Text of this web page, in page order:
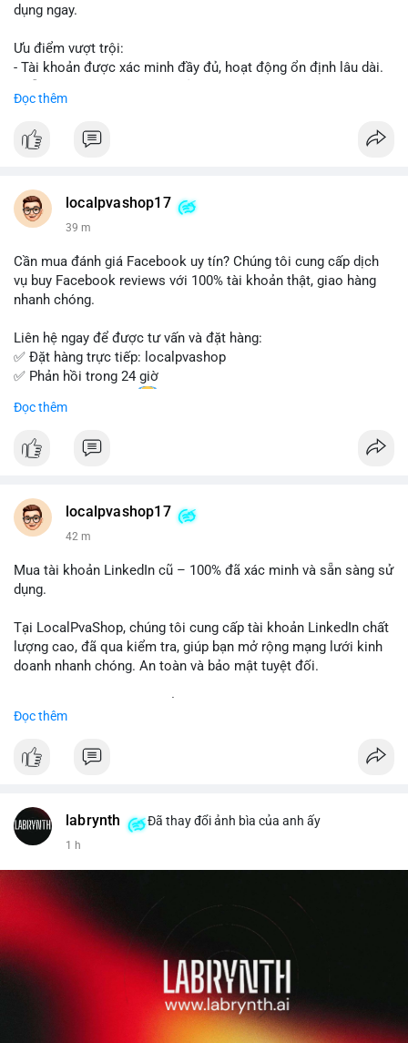
dụng ngay.
Ưu điểm vượt trội:
- Tài khoản được xác minh đầy đủ, hoạt động ổn định lâu dài.
- Giao dịch an toàn, bảo mật thông tin.
Đặt hàng ngay hôm nay để nhận ưu đãi tốt nhất!
- WhatsApp: +1 (66
215-8938
- Telegram: @localpvashop
Đừng bỏ lỡ cơ hội sở hữu tài khoản WeChat chất lượng với giá
tốt. Liên hệ ngay!
Đọc thêm
localpvashop17
39 m
Cần mua đánh giá Facebook uy tín? Chúng tôi cung cấp dịch
vụ buy Facebook reviews với 100% tài khoản thật, giao hàng
nhanh chóng.
Liên hệ ngay để được tư vấn và đặt hàng:
✅ Đặt hàng trực tiếp: localpvashop
✅ Phản hồi trong 24 giờ
✅ WhatsApp: +1 (66
✅ Telegram: @localpvashop
✅ Email: localpvashop@gmail.com
Đọc thêm
localpvashop17
42 m
Mua tài khoản LinkedIn cũ – 100% đã xác minh và sẵn sàng sử
dụng.
Tại LocalPvaShop, chúng tôi cung cấp tài khoản LinkedIn chất
lượng cao, đã qua kiểm tra, giúp bạn mở rộng mạng lưới kinh
doanh nhanh chóng. An toàn và bảo mật tuyệt đối.
✅ Phản hồi trong 24 giờ
✅ Email: localpvashop@gmail.com
Đọc thêm
labrynth Đã thay đổi ảnh bìa của anh ấy
1 h